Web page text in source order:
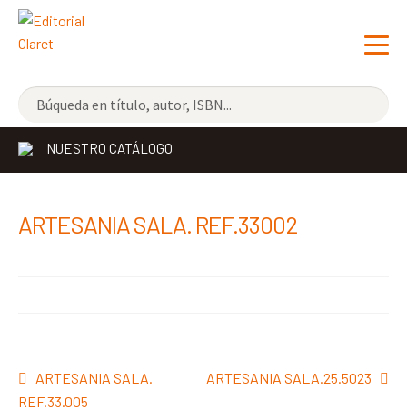
NOVEDADES
LOS MÁS VENDIDOS
NUESTRO CATÁLOGO
ARTESANIA SALA. REF.33002
Navegación
de
Anterior:
ARTESANIA SALA.
REF.33.005
Siguiente:
ARTESANIA SALA.25.5023